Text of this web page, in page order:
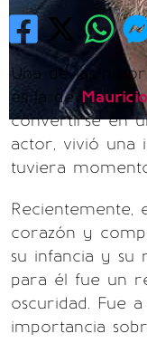
Una de las
es la de
convertirse en
actor, vivió una
tuviera
Recientemente,
corazón y
su infancia y su
para él fue un
oscuridad. Fue
importancia